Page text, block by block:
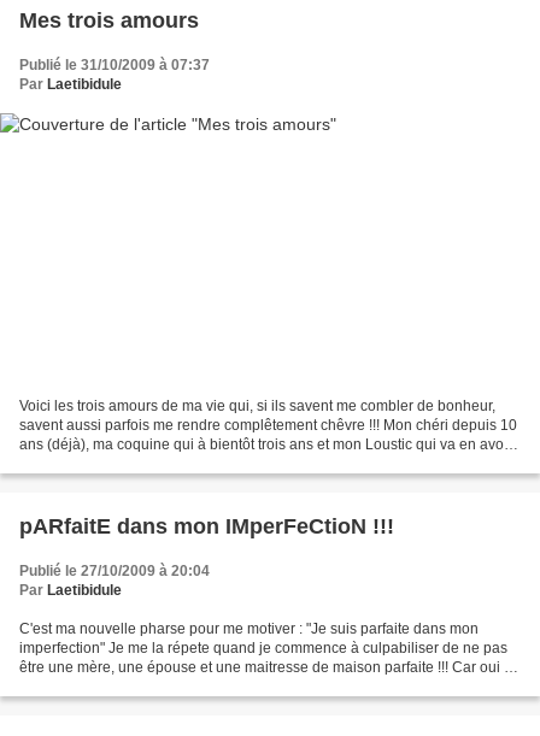
Mes trois amours
Publié le 31/10/2009 à 07:37
Par Laetibidule
Voici les trois amours de ma vie qui, si ils savent me combler de bonheur,
savent aussi parfois me rendre complêtement chêvre !!! Mon chéri depuis 10
ans (déjà), ma coquine qui à bientôt trois ans et mon Loustic qui va en avoir
pARfaitE dans mon IMperFeCtioN !!!
Publié le 27/10/2009 à 20:04
Par Laetibidule
C'est ma nouvelle pharse pour me motiver : "Je suis parfaite dans mon
imperfection" Je me la répete quand je commence à culpabiliser de ne pas
être une mère, une épouse et une maitresse de maison parfaite !!! Car oui la